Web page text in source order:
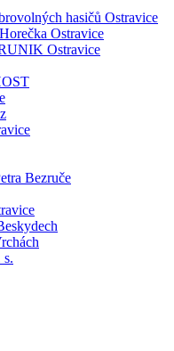
hasičů Ostravice
Ostravice
Ostravice
Bezruče
s.